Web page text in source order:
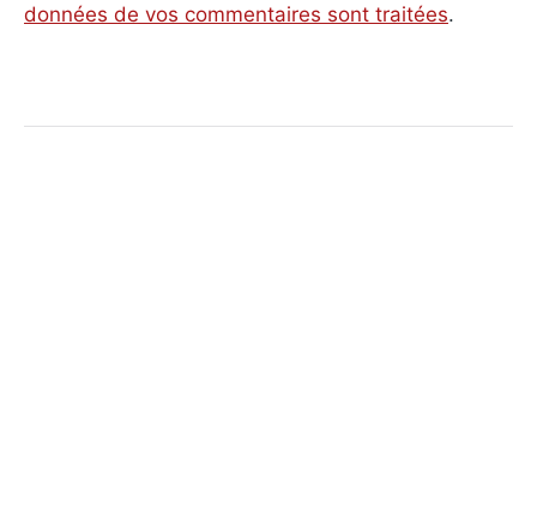
données de vos commentaires sont traitées.